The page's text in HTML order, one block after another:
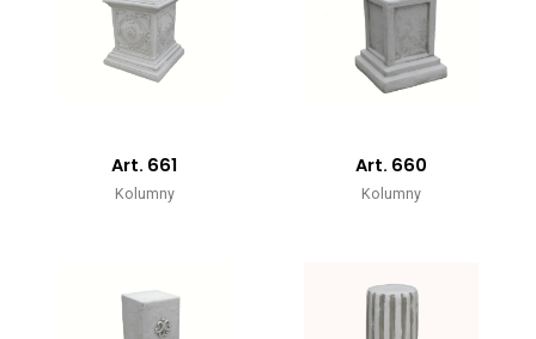
Art. 661
Kolumny
Art. 660
Kolumny